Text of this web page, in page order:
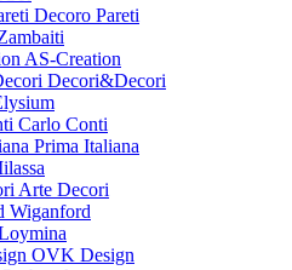
Decoro Pareti
AS-Creation
Decori&Decori
Carlo Conti
Prima Italiana
Arte Decori
Wiganford
OVK Design